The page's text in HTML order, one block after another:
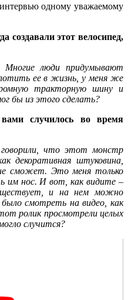
одному уважаемому
создавали этот велосипед,
Многие люди придумывают
ее в жизнь, у меня же
тракторную шину и
бы из этого сделать?
случилось во время
говорили, что этот монстр
декоративная штуковина,
сможет. Это меня только
им нос. И вот, как видите –
и на нем можно
смотреть на видео, как
ролик просмотрели целых
случится?